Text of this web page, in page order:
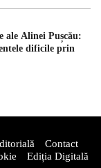
Alinei Pușcău:
dificile prin
Contact
Ediția Digitală